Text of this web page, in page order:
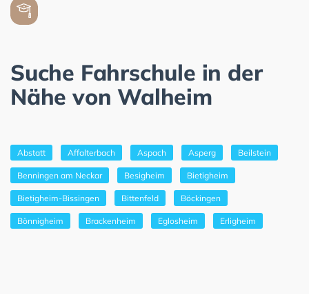
Suche Fahrschule in der
Nähe von Walheim
Abstatt Affalterbach Aspach Asperg Beilstein
Benningen am Neckar Besigheim Bietigheim
Bietigheim-Bissingen Bittenfeld Böckingen
Bönnigheim Brackenheim Eglosheim Erligheim